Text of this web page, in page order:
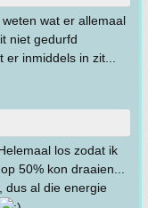
wat er allemaal
niet gedurfd
inmiddels in zit...
los zodat ik
50% kon draaien...
dus al die energie